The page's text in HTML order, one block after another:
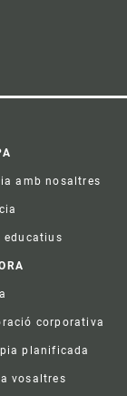
amb nosaltres
educatius
corporativa
planificada
vosaltres